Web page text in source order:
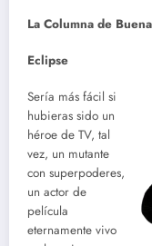
La Columna de
Eclipse
Sería más fácil si
hubieras sido un
héroe de TV, tal
vez, un mutante
con superpoderes,
un actor de
película
eternamente vivo